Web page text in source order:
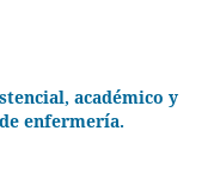
académico y
enfermería.